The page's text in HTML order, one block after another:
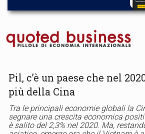
Pil, c’è un paese che nel
più della Cina
Tra le principali economie globali la
segnare una crescita economica
è salito del 2,3% nel 2020. Ma,